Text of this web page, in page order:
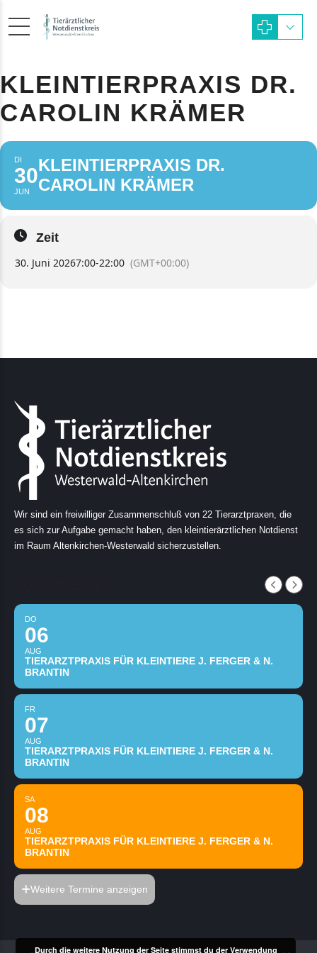
KLEINTIERPRAXIS DR.
CAROLIN KRÄMER
DI
30
JUN
KLEINTIERPRAXIS DR.
CAROLIN KRÄMER
Zeit
30. Juni 20267:00-22:00 (GMT+00:00)
Wir sind ein freiwilliger Zusammenschluß von 22 Tierarztpraxen, die
es sich zur Aufgabe gemacht haben, den kleintierärztlichen Notdienst
im Raum Altenkirchen-Westerwald sicherzustellen.
DO
06
AUG
TIERARZTPRAXIS FÜR KLEINTIERE J. FERGER & N.
BRANTIN
FR
07
AUG
TIERARZTPRAXIS FÜR KLEINTIERE J. FERGER & N.
BRANTIN
SA
08
AUG
TIERARZTPRAXIS FÜR KLEINTIERE J. FERGER & N.
BRANTIN
Weitere Termine anzeigen
Durch die weitere Nutzung der Seite stimmst du der Verwendung